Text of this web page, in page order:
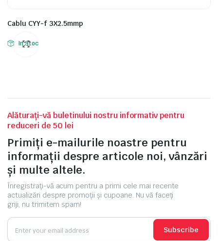
Cablu CYY-f 3X2.5mmp
In Stoc
Alăturați-vă buletinului nostru informativ pentru
reduceri de 50 lei
Primiți e-mailurile noastre pentru
informații despre articole noi, vânzări
și multe altele.
Înregistrați-vă acum pentru a primi cele mai recente
actualizări despre promoții și cupoane. Nu vă faceți
griji, nu trimitem spam!
Subscribe